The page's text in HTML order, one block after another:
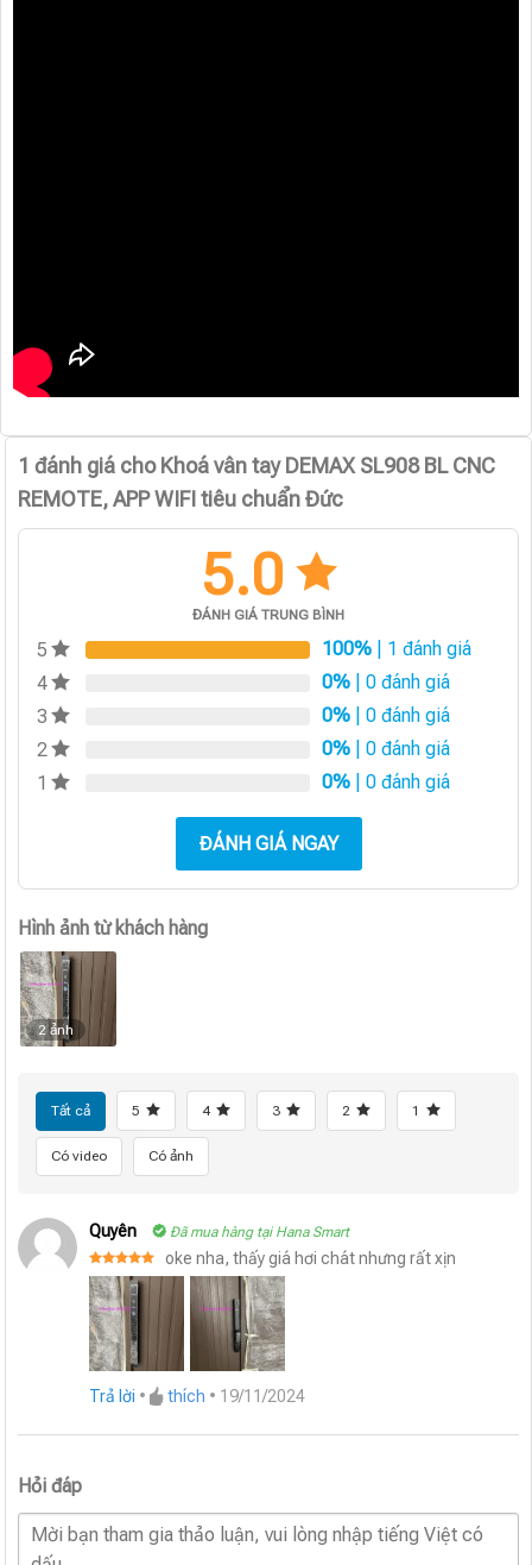
1 đánh giá choKhoá vân tay DEMAX SL908 BL CNC
REMOTE, APP WIFI tiêu chuẩn Đức
5.0
ĐÁNH GIÁ TRUNG BÌNH
5 100% | 1 đánh giá
4
0% | 0 đánh giá
3
0% | 0 đánh giá
2
0% | 0 đánh giá
1
0% | 0 đánh giá
ĐÁNH GIÁ NGAY
Hình ảnh từ khách hàng
2 ảnh
Tất cả 5 4 3 2 1
Có video Có ảnh
Quyên Đã mua hàng tại Hana Smart
Được xếp
hạng55
sao
oke nha, thấy giá hơi chát nhưng rất xịn
Trả lời • thích • 19/11/2024
Hỏi đáp